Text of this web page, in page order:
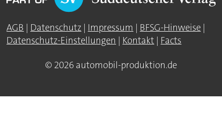
AGB | Datenschutz | Impressum | BFSG-Hinweise |
Datenschutz-Einstellungen | Kontakt | Facts
© 2026 automobil-produktion.de